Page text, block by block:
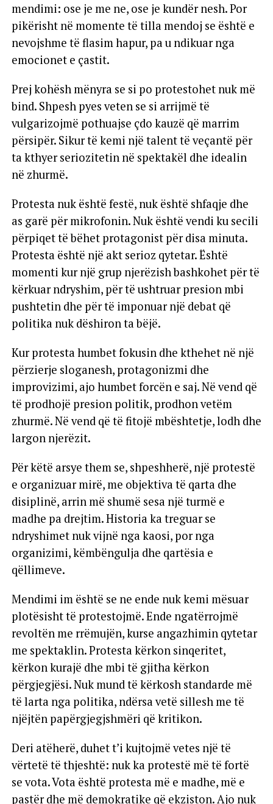
mendimi: ose je me ne, ose je kundër nesh. Por
pikërisht në momente të tilla mendoj se është e
nevojshme të flasim hapur, pa u ndikuar nga
emocionet e çastit.
Prej kohësh mënyra se si po protestohet nuk më
bind. Shpesh pyes veten se si arrijmë të
vulgarizojmë pothuajse çdo kauzë që marrim
përsipër. Sikur të kemi një talent të veçantë për
ta kthyer seriozitetin në spektakël dhe idealin
në zhurmë.
Protesta nuk është festë, nuk është shfaqje dhe
as garë për mikrofonin. Nuk është vendi ku secili
përpiqet të bëhet protagonist për disa minuta.
Protesta është një akt serioz qytetar. Është
momenti kur një grup njerëzish bashkohet për të
kërkuar ndryshim, për të ushtruar presion mbi
pushtetin dhe për të imponuar një debat që
politika nuk dëshiron ta bëjë.
Kur protesta humbet fokusin dhe kthehet në një
përzierje sloganesh, protagonizmi dhe
improvizimi, ajo humbet forcën e saj. Në vend që
të prodhojë presion politik, prodhon vetëm
zhurmë. Në vend që të fitojë mbështetje, lodh dhe
largon njerëzit.
Për këtë arsye them se, shpeshherë, një protestë
e organizuar mirë, me objektiva të qarta dhe
disiplinë, arrin më shumë sesa një turmë e
madhe pa drejtim. Historia ka treguar se
ndryshimet nuk vijnë nga kaosi, por nga
organizimi, këmbëngulja dhe qartësia e
qëllimeve.
Mendimi im është se ne ende nuk kemi mësuar
plotësisht të protestojmë. Ende ngatërrojmë
revoltën me rrëmujën, kurse angazhimin qytetar
me spektaklin. Protesta kërkon sinqeritet,
kërkon kurajë dhe mbi të gjitha kërkon
përgjegjësi. Nuk mund të kërkosh standarde më
të larta nga politika, ndërsa vetë sillesh me të
njëjtën papërgjegjshmëri që kritikon.
Deri atëherë, duhet t’i kujtojmë vetes një të
vërtetë të thjeshtë: nuk ka protestë më të fortë
se vota. Vota është protesta më e madhe, më e
pastër dhe më demokratike që ekziston. Ajo nuk